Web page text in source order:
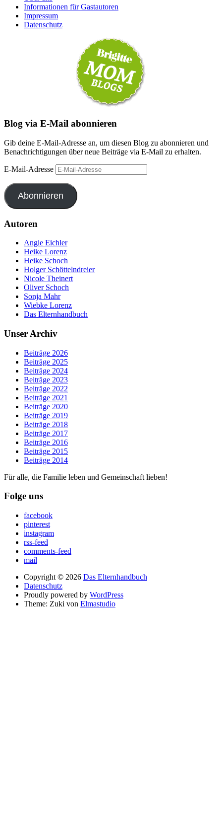
Informationen für Gastautoren
Impressum
Datenschutz
Blog via E-Mail abonnieren
Gib deine E-Mail-Adresse an, um diesen Blog zu abonnieren und
Benachrichtigungen über neue Beiträge via E-Mail zu erhalten.
E-Mail-Adresse
Abonnieren
Autoren
Angie Eichler
Heike Lorenz
Heike Schoch
Holger Schöttelndreier
Nicole Theinert
Oliver Schoch
Sonja Mahr
Wiebke Lorenz
Das Elternhandbuch
Unser Archiv
Beiträge 2026
Beiträge 2025
Beiträge 2024
Beiträge 2023
Beiträge 2022
Beiträge 2021
Beiträge 2020
Beiträge 2019
Beiträge 2018
Beiträge 2017
Beiträge 2016
Beiträge 2015
Beiträge 2014
Für alle, die Familie leben und Gemeinschaft lieben!
Folge uns
facebook
pinterest
instagram
rss-feed
comments-feed
mail
Copyright © 2026 Das Elternhandbuch
Datenschutz
Proudly powered by WordPress
Theme: Zuki von Elmastudio